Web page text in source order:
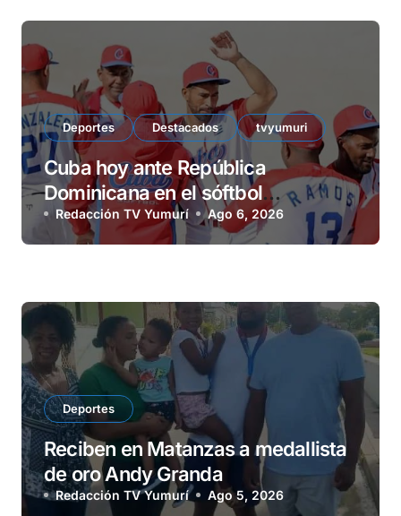
Deportes Destacados tvyumuri
Cuba hoy ante República
Dominicana en el sóftbol
centrocaribeño
Redacción TV Yumurí Ago 6, 2026
Deportes
Reciben en Matanzas a medallista
de oro Andy Granda
Redacción TV Yumurí Ago 5, 2026